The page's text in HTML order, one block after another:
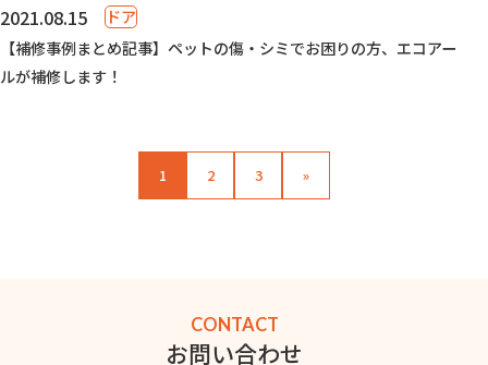
2021.08.15
ドア
【補修事例まとめ記事】ペットの傷・シミでお困りの方、エコアー
ルが補修します！
1 2 3 »
CONTACT
お問い合わせ